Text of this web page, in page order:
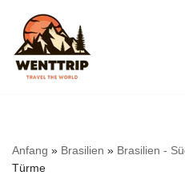
Zum
Inhalt
springen
Anfang » Brasilien » Brasilien -
Türme